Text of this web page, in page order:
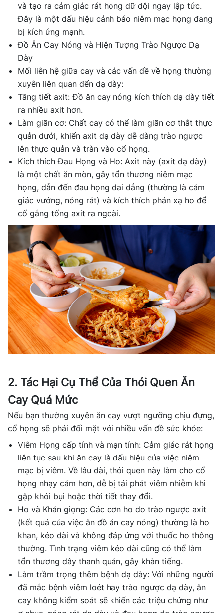
và tạo ra cảm giác rát họng dữ dội ngay lập tức.
Đây là một dấu hiệu cảnh báo niêm mạc họng đang
bị kích ứng mạnh.
Đồ Ăn Cay Nóng và Hiện Tượng Trào Ngược Dạ
Dày
Mối liên hệ giữa cay và các vấn đề về họng thường
xuyên liên quan đến dạ dày:
Tăng tiết axit: Đồ ăn cay nóng kích thích dạ dày tiết
ra nhiều axit hơn.
Làm giãn cơ: Chất cay có thể làm giãn cơ thắt thực
quản dưới, khiến axit dạ dày dễ dàng trào ngược
lên thực quản và tràn vào cổ họng.
Kích thích Đau Họng và Ho: Axit này (axit dạ dày)
là một chất ăn mòn, gây tổn thương niêm mạc
họng, dẫn đến đau họng dai dẳng (thường là cảm
giác vướng, nóng rát) và kích thích phản xạ ho để
cố gắng tống axit ra ngoài.
2. Tác Hại Cụ Thể Của Thói Quen Ăn
Cay Quá Mức
Nếu bạn thường xuyên ăn cay vượt ngưỡng chịu đựng,
cổ họng sẽ phải đối mặt với nhiều vấn đề sức khỏe:
Viêm Họng cấp tính và mạn tính: Cảm giác rát họng
liên tục sau khi ăn cay là dấu hiệu của việc niêm
mạc bị viêm. Về lâu dài, thói quen này làm cho cổ
họng nhạy cảm hơn, dễ bị tái phát viêm nhiễm khi
gặp khói bụi hoặc thời tiết thay đổi.
Ho và Khản giọng: Các cơn ho do trào ngược axit
(kết quả của việc ăn đồ ăn cay nóng) thường là ho
khan, kéo dài và không đáp ứng với thuốc ho thông
thường. Tình trạng viêm kéo dài cũng có thể làm
tổn thương dây thanh quản, gây khàn tiếng.
Làm trầm trọng thêm bệnh dạ dày: Với những người
đã mắc bệnh viêm loét hay trào ngược dạ dày, ăn
cay không kiểm soát sẽ khiến các triệu chứng như